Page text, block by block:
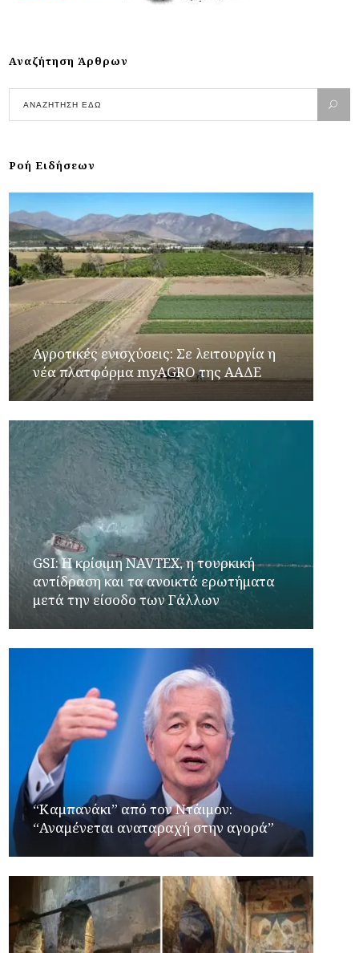
Αναζήτηση Άρθρων
Ροή Ειδήσεων
Αγροτικές ενισχύσεις: Σε λειτουργία η
νέα πλατφόρμα myAGRO της ΑΑΔΕ
GSI: Η κρίσιμη NAVTEX, η τουρκική
αντίδραση και τα ανοικτά ερωτήματα
μετά την είσοδο των Γάλλων
“Καμπανάκι” από τον Ντάιμον:
“Αναμένεται αναταραχή στην αγορά”